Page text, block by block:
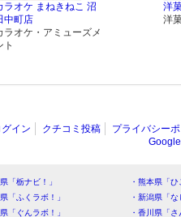
ラオケ まねきねこ 沼
中町店
ラオケ・アミューズメ
ト
洋
洋
グイン クチコミ投稿
プライバシー
「栃ナビ！」
・熊本県「
「ふくラボ！」
・新潟県「
「ぐんラボ！」
・香川県「